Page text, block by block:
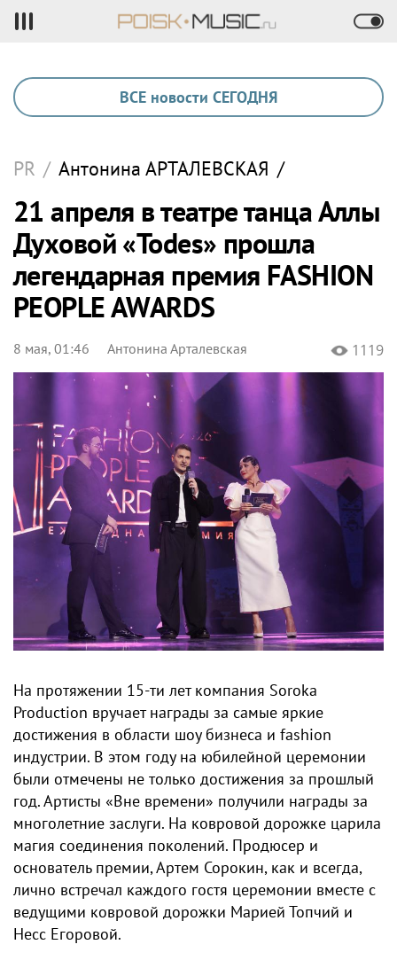
ВСЕ новости СЕГОДНЯ
PR / Антонина АРТАЛЕВСКАЯ /
21 апреля в театре танца Аллы
Духовой «Todes» прошла
легендарная премия FASHION
PEOPLE AWARDS
8 мая, 01:46 Антонина Арталевская 1119
На протяжении 15-ти лет компания Soroka
Production вручает награды за самые яркие
достижения в области шоу бизнеса и fashion
индустрии. В этом году на юбилейной церемонии
были отмечены не только достижения за прошлый
год. Артисты «Вне времени» получили награды за
многолетние заслуги. На ковровой дорожке царила
магия соединения поколений. Продюсер и
основатель премии, Артем Сорокин, как и всегда,
лично встречал каждого гостя церемонии вместе с
ведущими ковровой дорожки Марией Топчий и
Несс Егоровой.